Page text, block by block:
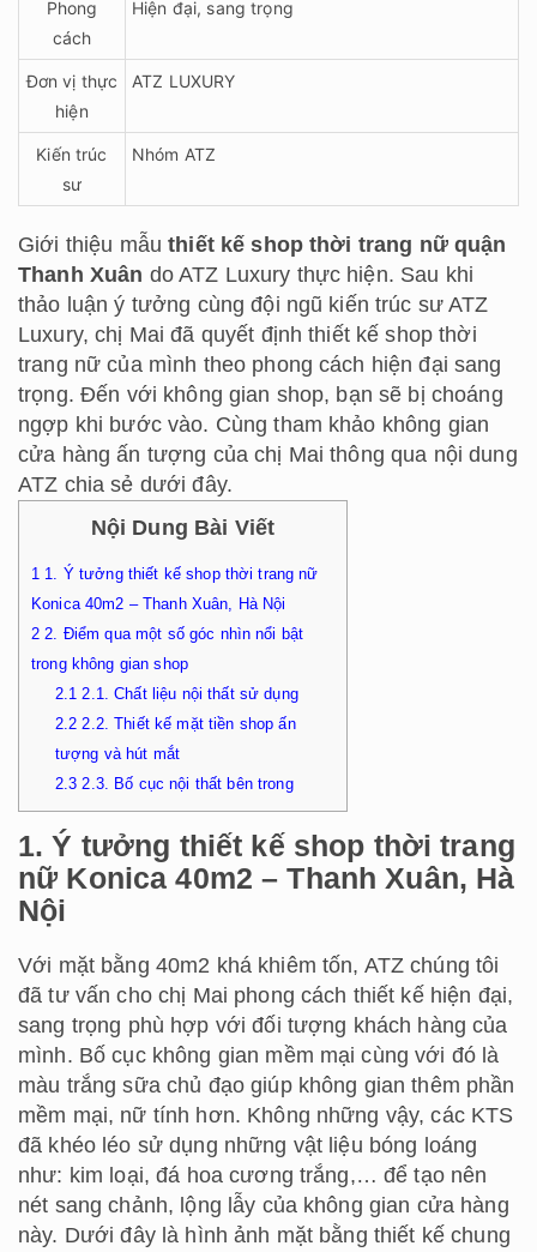
Phong
cách
Hiện đại, sang trọng
Đơn vị thực
hiện
ATZ LUXURY
Kiến trúc
sư
Nhóm ATZ
Giới thiệu mẫuthiết kế shop thời trang nữ quận
Thanh Xuân do ATZ Luxury thực hiện. Sau khi
thảo luận ý tưởng cùng đội ngũ kiến trúc sư ATZ
Luxury, chị Mai đã quyết định thiết kế shop thời
trang nữ của mình theo phong cách hiện đại sang
trọng. Đến với không gian shop, bạn sẽ bị choáng
ngợp khi bước vào. Cùng tham khảo không gian
cửa hàng ấn tượng của chị Mai thông qua nội dung
ATZ chia sẻ dưới đây.
Nội Dung Bài Viết
1 1. Ý tưởng thiết kế shop thời trang nữ
Konica 40m2 – Thanh Xuân, Hà Nội
2 2. Điểm qua một số góc nhìn nổi bật
trong không gian shop
2.1 2.1. Chất liệu nội thất sử dụng
2.2 2.2. Thiết kế mặt tiền shop ấn
tượng và hút mắt
2.3 2.3. Bố cục nội thất bên trong
1. Ý tưởng thiết kế shop thời trang
nữ Konica 40m2 – Thanh Xuân, Hà
Nội
Với mặt bằng 40m2 khá khiêm tốn, ATZ chúng tôi
đã tư vấn cho chị Mai phong cách thiết kế hiện đại,
sang trọng phù hợp với đối tượng khách hàng của
mình. Bố cục không gian mềm mại cùng với đó là
màu trắng sữa chủ đạo giúp không gian thêm phần
mềm mại, nữ tính hơn. Không những vậy, các KTS
đã khéo léo sử dụng những vật liệu bóng loáng
như: kim loại, đá hoa cương trắng,… để tạo nên
nét sang chảnh, lộng lẫy của không gian cửa hàng
này. Dưới đây là hình ảnh mặt bằng thiết kế chung